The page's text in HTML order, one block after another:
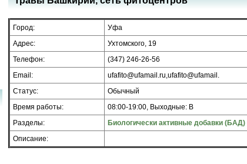
Город:
Уфа
Адрес:
Ухтомского, 19
Телефон:
(347) 246-26-56
Email:
ufafito@ufamail.ru,ufafito@ufamail.
Статус:
Обычный
Время работы:
08:00-19:00, Выходные: В
Разделы:
Биологически активные добавки (БАД)
Описание: